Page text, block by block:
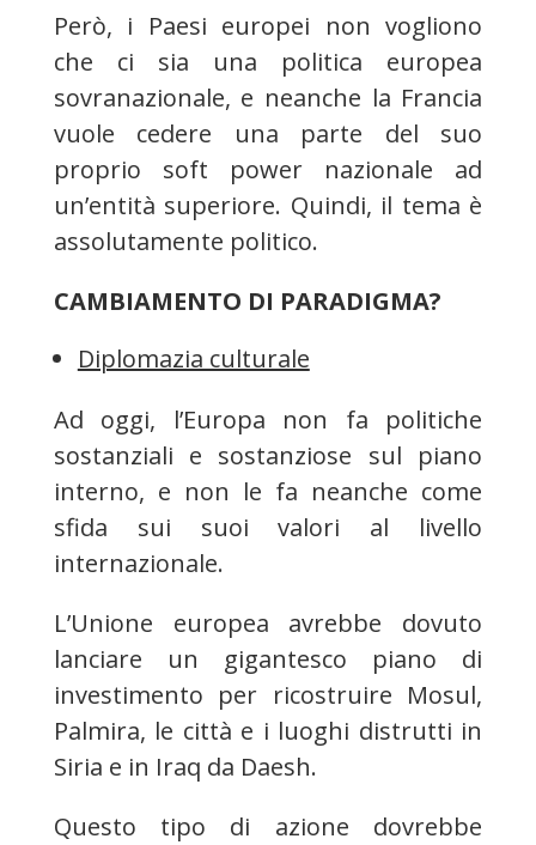
Però, i Paesi europei non vogliono
che ci sia una politica europea
sovranazionale, e neanche la Francia
vuole cedere una parte del suo
proprio soft power nazionale ad
un’entità superiore. Quindi, il tema è
assolutamente politico.
CAMBIAMENTO DI PARADIGMA?
Diplomazia culturale
Ad oggi, l’Europa non fa politiche
sostanziali e sostanziose sul piano
interno, e non le fa neanche come
sfida sui suoi valori al livello
internazionale.
L’Unione europea avrebbe dovuto
lanciare un gigantesco piano di
investimento per ricostruire Mosul,
Palmira, le città e i luoghi distrutti in
Siria e in Iraq da Daesh.
Questo tipo di azione dovrebbe